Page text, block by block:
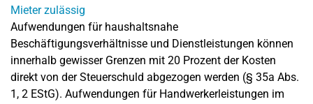
Aufwendungen für haushaltsnahe
Beschäftigungsverhältnisse und Dienstleistungen können
innerhalb gewisser Grenzen mit 20 Prozent der Kosten
direkt von der Steuerschuld abgezogen werden (§ 35a Abs.
1, 2 EStG). Aufwendungen für Handwerkerleistungen im